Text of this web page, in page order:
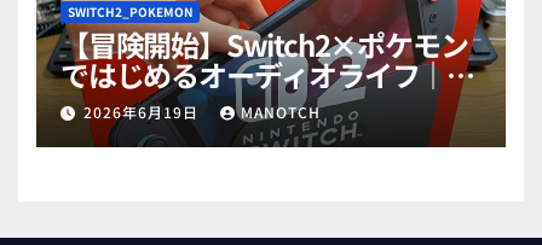
SWITCH2_POKEMON
【冒険開始】Switch2×ポケモン
ではじめるオーディオライフ｜試
行錯誤で高音質ゲットだぜ！
part1
2026年6月19日 MANOTCH